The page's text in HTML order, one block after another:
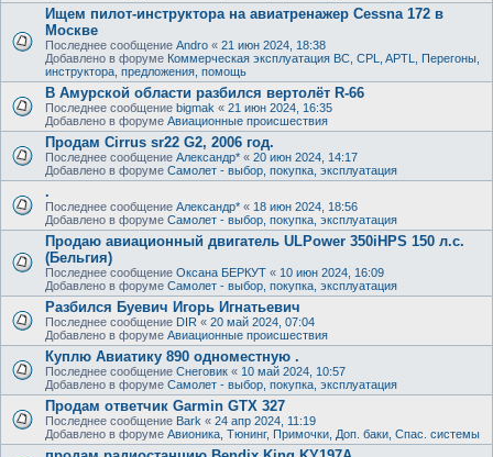
Ищем пилот-инструктора на авиатренажер Cessna 172 в
Москве
Последнее сообщение Andro « 21 июн 2024, 18:38
Добавлено в форуме Коммерческая эксплуатация ВС, CPL, APTL, Перегоны,
инструктора, предложения, помощь
В Амурской области разбился вертолёт R-66
Последнее сообщение bigmak « 21 июн 2024, 16:35
Добавлено в форуме Авиационные происшествия
Продам Cirrus sr22 G2, 2006 год.
Последнее сообщение Александр* « 20 июн 2024, 14:17
Добавлено в форуме Самолет - выбор, покупка, эксплуатация
.
Последнее сообщение Александр* « 18 июн 2024, 18:56
Добавлено в форуме Самолет - выбор, покупка, эксплуатация
Продаю авиационный двигатель ULPower 350iHPS 150 л.с.
(Бельгия)
Последнее сообщение Оксана БЕРКУТ « 10 июн 2024, 16:09
Добавлено в форуме Самолет - выбор, покупка, эксплуатация
Разбился Буевич Игорь Игнатьевич
Последнее сообщение DIR « 20 май 2024, 07:04
Добавлено в форуме Авиационные происшествия
Куплю Авиатику 890 одноместную .
Последнее сообщение Снеговик « 10 май 2024, 10:57
Добавлено в форуме Самолет - выбор, покупка, эксплуатация
Продам ответчик Garmin GTX 327
Последнее сообщение Bark « 24 апр 2024, 11:19
Добавлено в форуме Авионика, Тюнинг, Примочки, Доп. баки, Спас. системы